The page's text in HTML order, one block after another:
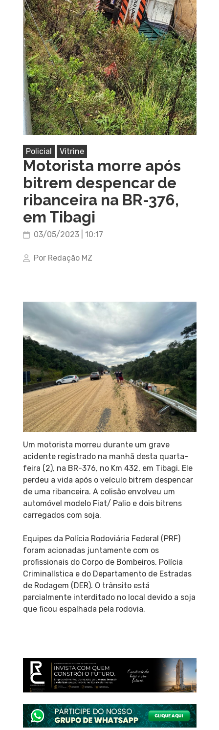
Policial Vitrine
Motorista morre após
bitrem despencar de
ribanceira na BR-376,
em Tibagi
03/05/2023 | 10:17
Por Redação MZ
Um motorista morreu durante um grave
acidente registrado na manhã desta quarta-
feira (2), na BR-376, no Km 432, em Tibagi. Ele
perdeu a vida após o veículo bitrem despencar
de uma ribanceira. A colisão envolveu um
automóvel modelo Fiat/ Palio e dois bitrens
carregados com soja.
Equipes da Polícia Rodoviária Federal (PRF)
foram acionadas juntamente com os
profissionais do Corpo de Bombeiros, Polícia
Criminalística e do Departamento de Estradas
de Rodagem (DER). O trânsito está
parcialmente interditado no local devido a soja
que ficou espalhada pela rodovia.